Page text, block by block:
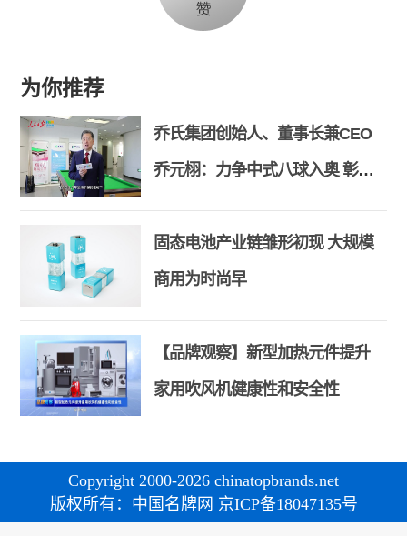
为你推荐
乔氏集团创始人、董事长兼CEO
乔元栩：力争中式八球入奥 彰显
和合共生精神
固态电池产业链雏形初现 大规模
商用为时尚早
【品牌观察】新型加热元件提升
家用吹风机健康性和安全性
Copyright 2000-2026 chinatopbrands.net
版权所有：中国名牌网 京ICP备18047135号